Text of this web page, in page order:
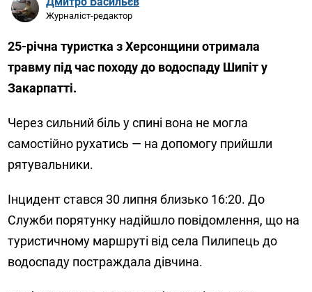
Журналіст-редактор
25-річна туристка з Херсонщини отримала
травму під час походу до водоспаду Шипіт у
Закарпатті.
Через сильний біль у спині вона не могла
самостійно рухатись — на допомогу прийшли
рятувальники.
Інцидент стався 30 липня близько 16:20. До
Служби порятунку надійшло повідомлення, що на
туристичному маршруті від села Пилипець до
водоспаду постраждала дівчина.